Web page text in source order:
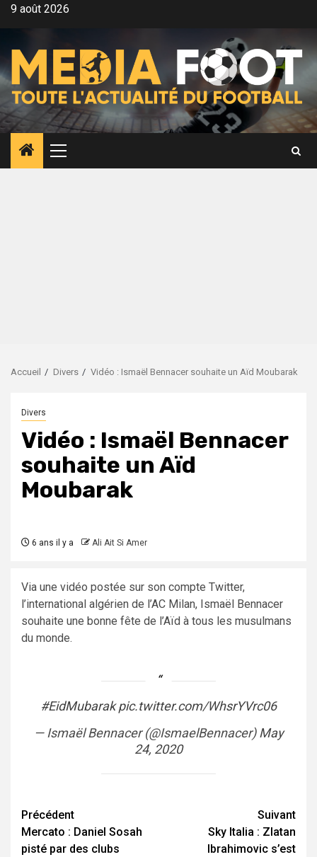
Aller9 août 2026
Menu
principal
Accueil Divers Vidéo : Ismaël Bennacer souhaite un Aïd Moubarak
Divers
Vidéo : Ismaël Bennacer
souhaite un Aïd
Moubarak
6 ans il y a Ali Ait Si Amer
Via une vidéo postée sur son compte Twitter,
l’international algérien de l’AC Milan, Ismaël Bennacer
souhaite une bonne fête de l’Aïd à tous les musulmans
du monde.
#EidMubarak pic.twitter.com/WhsrYVrc06
— Ismaël Bennacer (@IsmaelBennacer)May
24, 2020
Navigation
d’article
Précédent
Mercato : Daniel Sosah
pisté par des clubs
Suivant
Sky Italia : Zlatan
Ibrahimovic s’est